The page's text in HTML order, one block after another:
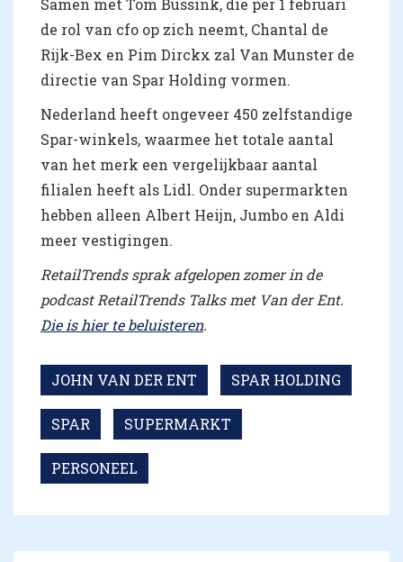
Samen met Tom Bussink, die per 1 februari
de rol van cfo op zich neemt, Chantal de
Rijk-Bex en Pim Dirckx zal Van Munster de
directie van Spar Holding vormen.
Nederland heeft ongeveer 450 zelfstandige
Spar-winkels, waarmee het totale aantal
van het merk een vergelijkbaar aantal
filialen heeft als Lidl. Onder supermarkten
hebben alleen Albert Heijn, Jumbo en Aldi
meer vestigingen.
RetailTrends sprak afgelopen zomer in de
podcast RetailTrends Talks met Van der Ent.
Die is hier te beluisteren.
JOHN VAN DER ENT SPAR HOLDING
SPAR SUPERMARKT
PERSONEEL